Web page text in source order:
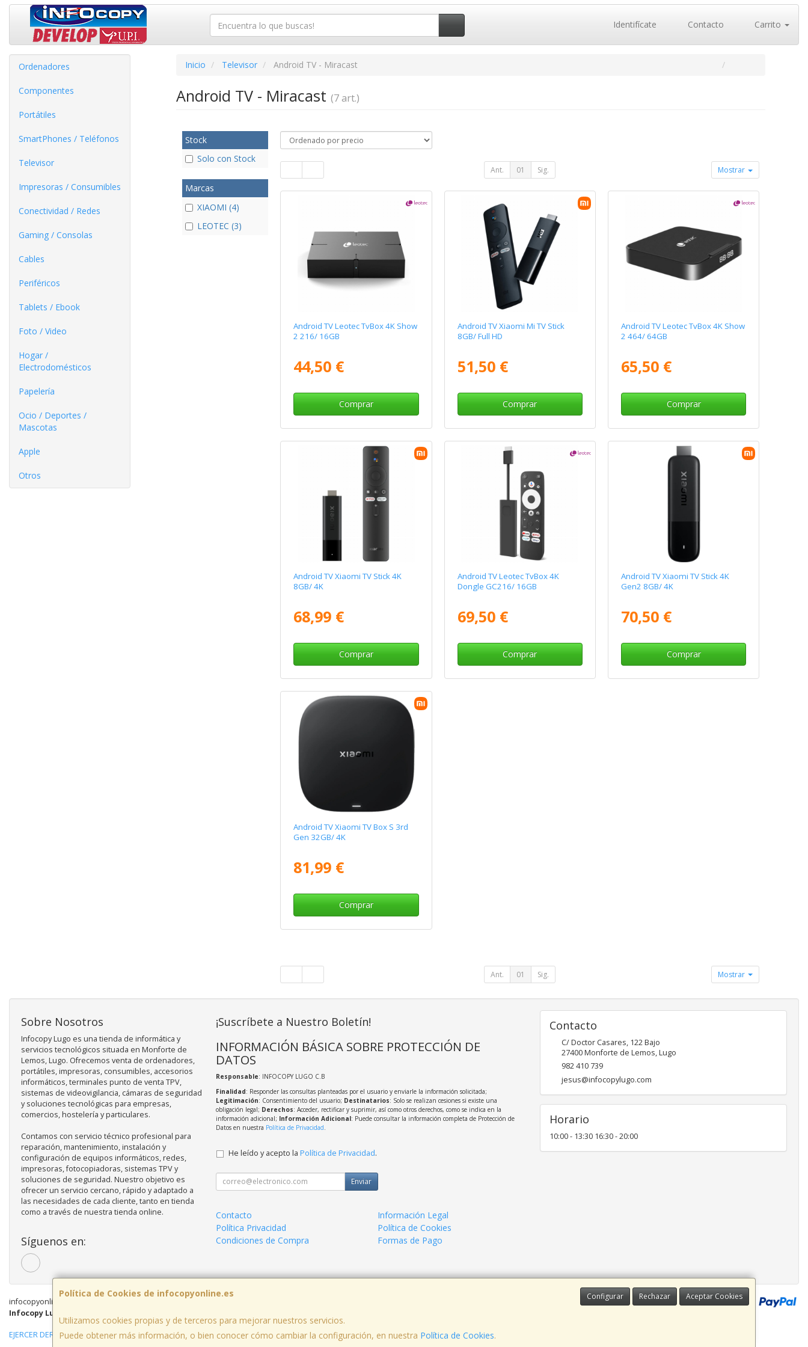
Identifícate Contacto Carrito
Ordenadores
Componentes
Portátiles
SmartPhones / Teléfonos
Televisor
Impresoras / Consumibles
Conectividad / Redes
Gaming / Consolas
Cables
Periféricos
Tablets / Ebook
Foto / Video
Hogar /
Electrodomésticos
Papelería
Ocio / Deportes /
Mascotas
Apple
Otros
Inicio Televisor Android TV - Miracast
Android TV - Miracast (7 art.)
Stock
Solo con Stock
Marcas
XIAOMI (4)
LEOTEC (3)
Ant. 01 Sig. Mostrar
Android TV Leotec TvBox 4K Show
2 216/ 16GB
44,50 €
Comprar
Android TV Xiaomi Mi TV Stick
8GB/ Full HD
51,50 €
Comprar
Android TV Leotec TvBox 4K Show
2 464/ 64GB
65,50 €
Comprar
Android TV Xiaomi TV Stick 4K
8GB/ 4K
68,99 €
Comprar
Android TV Leotec TvBox 4K
Dongle GC216/ 16GB
69,50 €
Comprar
Android TV Xiaomi TV Stick 4K
Gen2 8GB/ 4K
70,50 €
Comprar
Android TV Xiaomi TV Box S 3rd
Gen 32GB/ 4K
81,99 €
Comprar
Ant. 01 Sig. Mostrar
Política de Cookies de infocopyonline.es Configurar Rechazar Aceptar Cookies
Utilizamos cookies propias y de terceros para mejorar nuestros servicios.
Puede obtener más información, o bien conocer cómo cambiar la configuración, en nuestra Política de Cookies.
Sobre Nosotros
Infocopy Lugo es una tienda de informática y
servicios tecnológicos situada en Monforte de
Lemos, Lugo. Ofrecemos venta de ordenadores,
portátiles, impresoras, consumibles, accesorios
informáticos, terminales punto de venta TPV,
sistemas de videovigilancia, cámaras de seguridad
y soluciones tecnológicas para empresas,
comercios, hostelería y particulares.
Contamos con servicio técnico profesional para
reparación, mantenimiento, instalación y
configuración de equipos informáticos, redes,
impresoras, fotocopiadoras, sistemas TPV y
soluciones de seguridad. Nuestro objetivo es
ofrecer un servicio cercano, rápido y adaptado a
las necesidades de cada cliente, tanto en tienda
como a través de nuestra tienda online.
Síguenos en:
¡Suscríbete a Nuestro Boletín!
INFORMACIÓN BÁSICA SOBRE PROTECCIÓN DE
DATOS
Responsable: INFOCOPY LUGO C.B
Finalidad: Responder las consultas planteadas por el usuario y enviarle la información solicitada;
Legitimación: Consentimiento del usuario; Destinatarios: Solo se realizan cesiones si existe una
obligación legal; Derechos: Acceder, rectificar y suprimir, así como otros derechos, como se indica en la
información adicional; Información Adicional: Puede consultar la información completa de Protección de
Datos en nuestra Política de Privacidad
He leído y acepto la Política de Privacidad.
Enviar
Contacto
Información Legal
Política Privacidad
Política de Cookies
Condiciones de Compra
Formas de Pago
Contacto
C/ Doctor Casares, 122 Bajo
27400Monforte de Lemos,Lugo
982 410 739
jesus@infocopylugo.com
Horario
10:00 - 13:30 16:30 - 20:00
infocopyonline.es © 2026
Infocopy Lugo, C.B.
EJERCER DERECHO DE DESISTIMIENTO